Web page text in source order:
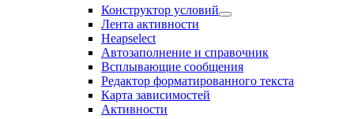
Конструктор условий
Лента активности
Heapselect
Автозаполнение и справочник
Всплывающие сообщения
Редактор форматированного текста
Карта зависимостей
Активности